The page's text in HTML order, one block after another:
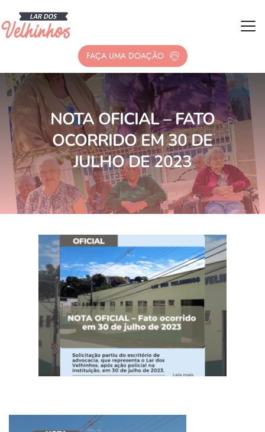
FAÇA UMA DOAÇÃO
NOTA OFICIAL – FATO
OCORRIDO EM 30 DE
JULHO DE 2023